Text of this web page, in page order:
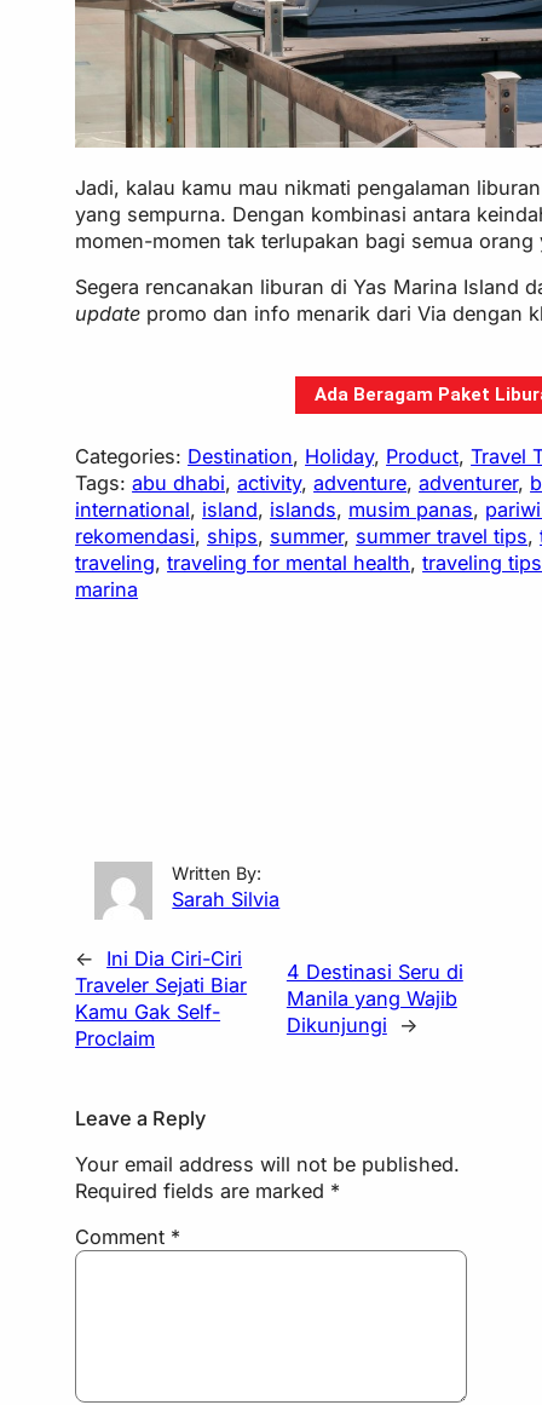
Jadi, kalau kamu mau nikmati pengalaman
yang sempurna. Dengan kombinasi antara
momen-momen tak terlupakan bagi semua
Segera rencanakan liburan di Yas Marina Island
update promo dan info menarik dari Via dengan
Ada Beragam Paket
Categories: Destination, Holiday, Product, Travel
Tags:abu dhabi, activity, adventure, adventurer,
international, island, islands, musim panas,
rekomendasi, ships, summer, summer travel tips,
traveling, traveling for mental health, traveling tips
marina
Written By:
Sarah Silvia
←
Ini Dia Ciri-Ciri
Traveler Sejati Biar
Kamu Gak Self-
Proclaim
4 Destinasi Seru di
Manila yang Wajib
Dikunjungi
→
Leave a Reply
Your email address will not be published.
Required fields are marked *
Comment *